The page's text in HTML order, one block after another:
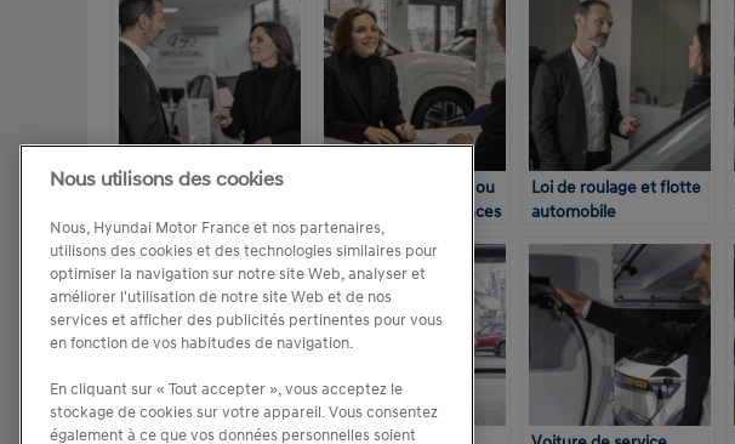
Loi de finances 2025 et
prévisions et
incertitudes
Voiture de fonction ou
de service : différences
et obligations
employeurs
Loi de roulage et flotte
automobile
Nous utilisons des cookies
Nous, Hyundai Motor France et nos partenaires,
utilisons des cookies et des technologies similaires pour
optimiser la navigation sur notre site Web, analyser et
améliorer l'utilisation de notre site Web et de nos
services et afficher des publicités pertinentes pour vous
en fonction de vos habitudes de navigation.
En cliquant sur « Tout accepter », vous acceptez le
stockage de cookies sur votre appareil. Vous consentez
également à ce que vos données personnelles soient